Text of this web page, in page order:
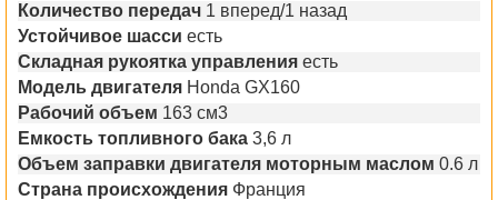
Количество передач 1 вперед/1 назад
Устойчивое шасси есть
Складная рукоятка управления есть
Модель двигателя Honda GX160
Рабочий объем 163 см3
Емкость топливного бака 3,6 л
Объем заправки двигателя моторным маслом 0.6 л
Страна происхождения Франция